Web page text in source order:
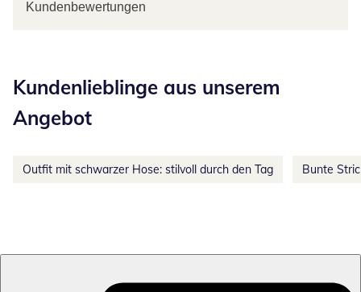
Kundenbewertungen
Kundenlieblinge aus unserem
Angebot
Outfit mit schwarzer Hose: stilvoll durch den Tag Bunte